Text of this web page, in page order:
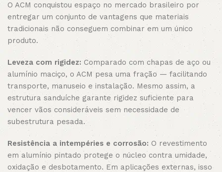
O ACM conquistou espaço no mercado brasileiro por
entregar um conjunto de vantagens que materiais
tradicionais não conseguem combinar em um único
produto.
Leveza com rigidez:Comparado com chapas de aço ou
alumínio maciço, o ACM pesa uma fração — facilitando
transporte, manuseio e instalação. Mesmo assim, a
estrutura sanduíche garante rigidez suficiente para
vencer vãos consideráveis sem necessidade de
subestrutura pesada.
Resistência a intempéries e corrosão: O revestimento
em alumínio pintado protege o núcleo contra umidade,
oxidação e desbotamento. Em aplicações externas, isso